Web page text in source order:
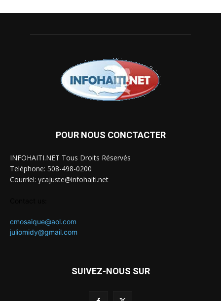
POUR NOUS CONCTACTER
INFOHAITI.NET Tous Droits Réservés
Teléphone: 508-498-0200
Courriel: ycajuste@infohaiti.net
cmosaique@aol.com
juliomidy@gmail.com
SUIVEZ-NOUS SUR